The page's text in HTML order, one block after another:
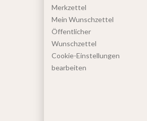
Merkzettel
Mein Wunschzettel
Öffentlicher
Wunschzettel
Cookie-Einstellungen
bearbeiten